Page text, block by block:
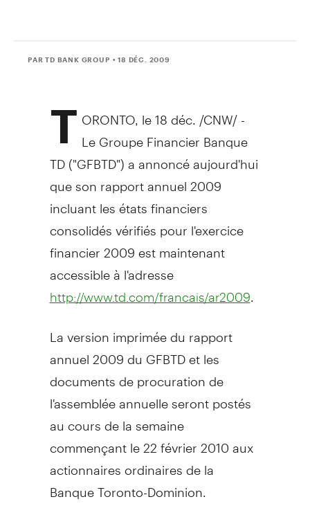
PAR TD BANK GROUP • 18 DÉC. 2009
T ORONTO, le 18 déc. /CNW/ -
Le Groupe Financier Banque
TD ("GFBTD") a annoncé aujourd'hui
que son rapport annuel 2009
incluant les états financiers
consolidés vérifiés pour l'exercice
financier 2009 est maintenant
accessible à l'adresse
http://www.td.com/francais/ar2009
La version imprimée du rapport
annuel 2009 du GFBTD et les
documents de procuration de
l'assemblée annuelle seront postés
au cours de la semaine
commençant le 22 février 2010 aux
actionnaires ordinaires de la
Banque Toronto-Dominion.